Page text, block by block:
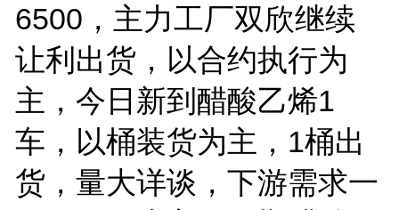
6500，主力工厂双欣继续
让利出货，以合约执行为
主，今日新到醋酸乙烯1
车，以桶装货为主，1桶出
货，量大详谈，下游需求一